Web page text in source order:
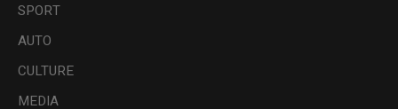
SPORT
AUTO
CULTURE
MEDIA